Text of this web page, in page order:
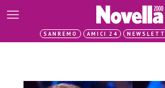
SANREMO AMICI 24